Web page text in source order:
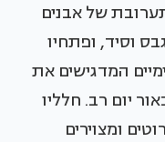
של אבנים
וסיד, ופתחיו
המדגישים את
יום רב. חלליו
ומצוירים